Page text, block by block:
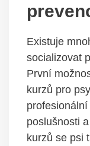
Existuje
socializovat
První‍
kurzů pro
poslušnosti
kurzů se psi